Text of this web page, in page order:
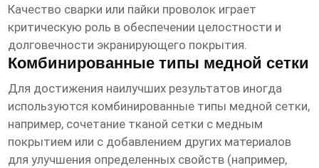
Качество сварки или пайки проволок играет
критическую роль в обеспечении целостности и
долговечности экранирующего покрытия.
Комбинированные типы медной сетки
Для достижения наилучших результатов иногда
используются комбинированные типы медной сетки,
например, сочетание тканой сетки с медным
покрытием или с добавлением других материалов
для улучшения определенных свойств (например,